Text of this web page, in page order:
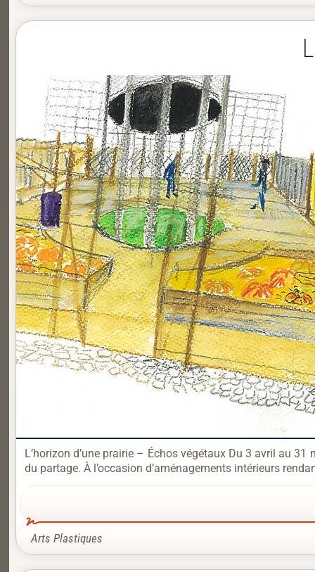
L’horizon d’une prairie – Échos végétaux Du 3 avril au 31
du partage. À l’occasion d’aménagements intérieurs
Arts Plastiques